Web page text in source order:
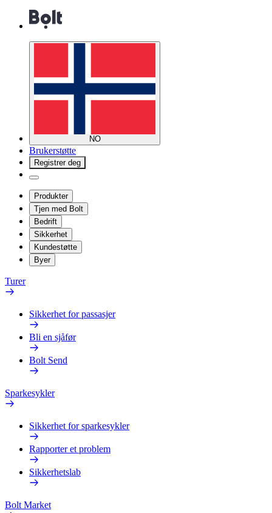
NO
Brukerstøtte
Registrer deg
Produkter
Tjen med Bolt
Bedrift
Sikkerhet
Kundestøtte
Byer
Turer
Sikkerhet for passasjer
Bli en sjåfør
Bolt Send
Sparkesykler
Sikkerhet for sparkesykler
Rapporter et problem
Sikkerhetslab
Bolt Market